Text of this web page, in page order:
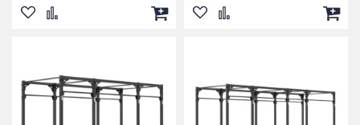
Lägg
kundvagn
Lägg
önskelista
Lägg
jämför
Lägg
Lägg
önskelista
Lägg
jämför